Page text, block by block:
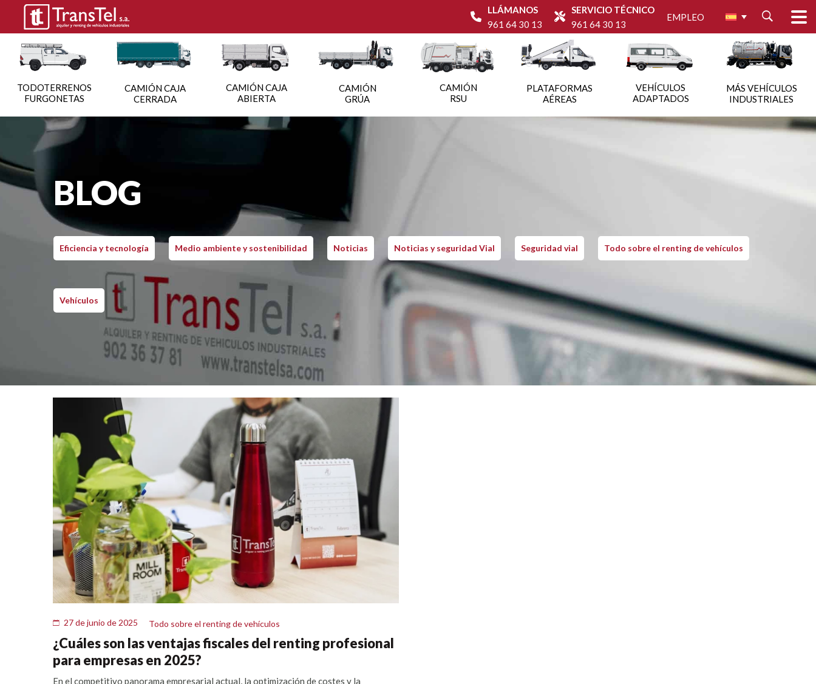
LLÁMANOS
961 64 30 13
SERVICIO TÉCNICO
961 64 30 13
EMPLEO
TODOTERRENOS
FURGONETAS
CAMIÓN CAJA
CERRADA
CAMIÓN CAJA
ABIERTA
CAMIÓN
GRÚA
CAMIÓN
RSU
PLATAFORMAS
AÉREAS
VEHÍCULOS
ADAPTADOS
MÁS VEHÍCULOS
INDUSTRIALES
BLOG
Eficiencia y tecnología Medio ambiente y sostenibilidad Noticias Noticias y seguridad Vial Seguridad vial Todo sobre el renting de vehículos
Vehículos
27 de junio de 2025 Todo sobre el renting de vehículos
¿Cuáles son las ventajas fiscales del renting profesional
para empresas en 2025?
En el competitivo panorama empresarial actual, la optimización de costes y la